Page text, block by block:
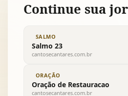
Continue sua
SALMO
Salmo 23
cantosecantares.com.br
ORAÇÃO
Oração de Restauracao
cantosecantares.com.br